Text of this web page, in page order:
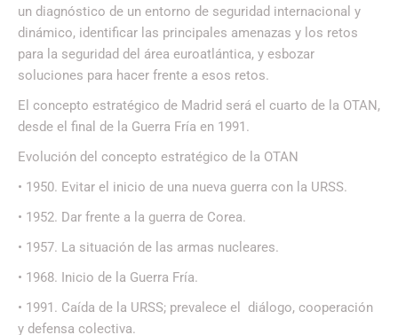
un diagnóstico de un entorno de seguridad internacional y
dinámico, identificar las principales amenazas y los retos
para la seguridad del área euroatlántica, y esbozar
soluciones para hacer frente a esos retos.
El concepto estratégico de Madrid será el cuarto de la OTAN,
desde el final de la Guerra Fría en 1991.
Evolución del concepto estratégico de la OTAN
• 1950. Evitar el inicio de una nueva guerra con la URSS.
• 1952. Dar frente a la guerra de Corea.
• 1957. La situación de las armas nucleares.
• 1968. Inicio de la Guerra Fría.
• 1991. Caída de la URSS; prevalece el diálogo, cooperación
y defensa colectiva.